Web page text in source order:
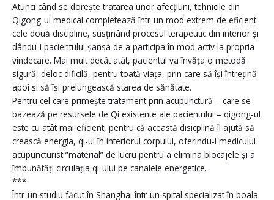
Atunci când se dorește tratarea unor afecțiuni, tehnicile din
Qigong-ul medical completează într-un mod extrem de eficient
cele două discipline, susținând procesul terapeutic din interior și
dându-i pacientului șansa de a participa în mod activ la propria
vindecare. Mai mult decât atât, pacientul va învăța o metodă
sigură, deloc dificilă, pentru toată viața, prin care să își întrețină
apoi și să își prelungească starea de sănătate.
Pentru cel care primește tratament prin acupunctură – care se
bazează pe resursele de Qi existente ale pacientului – qigong-ul
este cu atât mai eficient, pentru că această disicplină îl ajută să
crească energia, qi-ul în interiorul corpului, oferindu-i medicului
acupuncturist ”material” de lucru pentru a elimina blocajele și a
îmbunătăți circulația qi-ului pe canalele energetice.
***
Într-un studiu făcut în Shanghai într-un spital specializat în boala